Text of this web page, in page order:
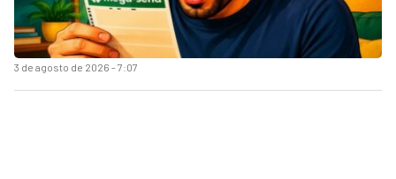
3 de agosto de 2026 - 7:07